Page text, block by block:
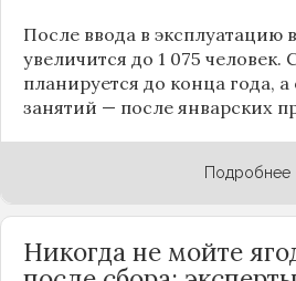
После ввода в эксплуатацию
увеличится до 1 075 человек.
планируется до конца года,
занятий — после январских
Подробнее
Никогда не мойте